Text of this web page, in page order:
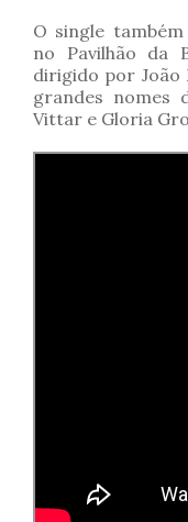
O single
no Pavilhão da
dirigido por João
grandes nomes
Vittar e Gloria